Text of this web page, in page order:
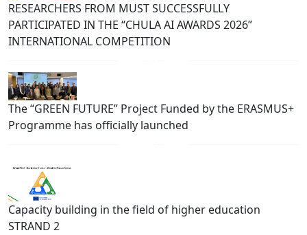
RESEARCHERS FROM MUST SUCCESSFULLY
PARTICIPATED IN THE “CHULA AI AWARDS 2026”
INTERNATIONAL COMPETITION
The “GREEN FUTURE” Project Funded by the ERASMUS+
Programme has officially launched
Capacity building in the field of higher education
STRAND 2